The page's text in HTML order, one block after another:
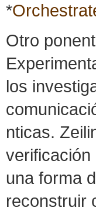
*
Otro
los
nticas.
verificación
una forma
reconstruir